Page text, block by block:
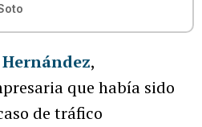
,
que había sido
de tráfico